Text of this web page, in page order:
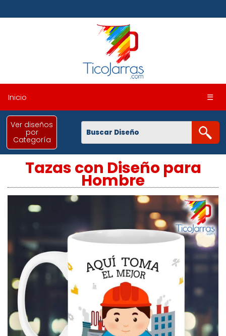
Inicio ☰
Ver diseños
por
Categoría
Tazas con Diseño para
Hombre